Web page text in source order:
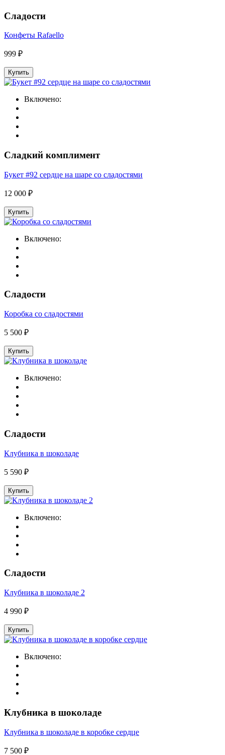
Сладости
Конфеты Rafaello
999 ₽
Купить
Включено:
Сладкий комплимент
Букет #92 сердце на шаре со сладостями
12 000 ₽
Купить
Включено:
Сладости
Коробка со сладостями
5 500 ₽
Купить
Включено:
Сладости
Клубника в шоколаде
5 590 ₽
Купить
Включено:
Сладости
Клубника в шоколаде 2
4 990 ₽
Купить
Включено:
Клубника в шоколаде
Клубника в шоколаде в коробке сердце
7 500 ₽